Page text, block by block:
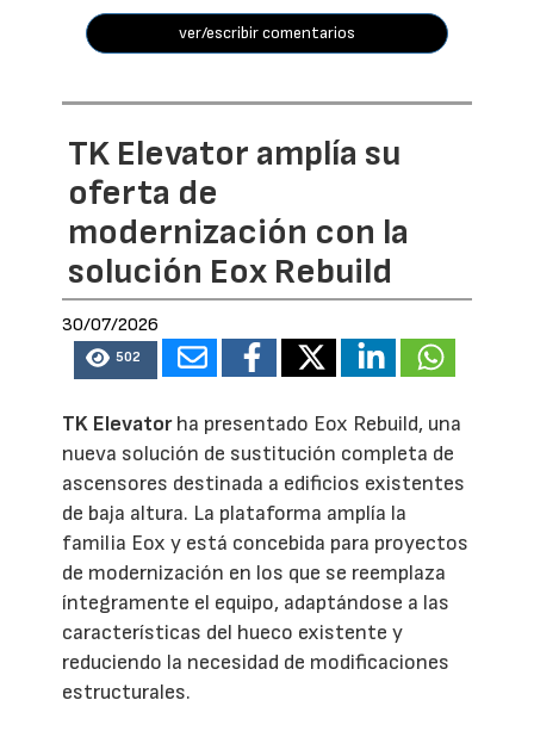
ver/escribir comentarios
TK Elevator amplía su
oferta de
modernización con la
solución Eox Rebuild
30/07/2026
502
TK Elevatorha presentado Eox Rebuild, una
nueva solución de sustitución completa de
ascensores destinada a edificios existentes
de baja altura. La plataforma amplía la
familia Eox y está concebida para proyectos
de modernización en los que se reemplaza
íntegramente el equipo, adaptándose a las
características del hueco existente y
reduciendo la necesidad de modificaciones
estructurales.